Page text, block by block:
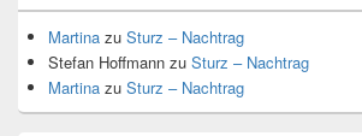
Martina zu Sturz – Nachtrag
Stefan Hoffmann zu Sturz – Nachtrag
Martina zu Sturz – Nachtrag